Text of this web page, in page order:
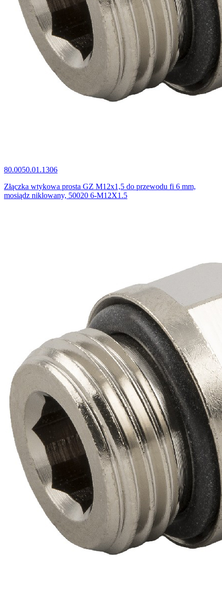
80.0050.01.1306
Złączka wtykowa prosta GZ M12x1,5 do przewodu fi 6 mm,
mosiądz niklowany, 50020 6-M12X1.5